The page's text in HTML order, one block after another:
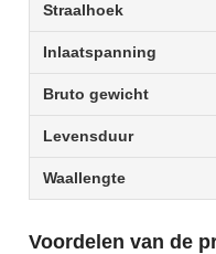
Straalhoek
Inlaatspanning
Bruto gewicht
Levensduur
Waallengte
Voordelen van de